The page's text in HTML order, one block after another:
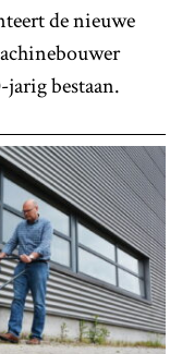
de nieuwe
jarig bestaan.